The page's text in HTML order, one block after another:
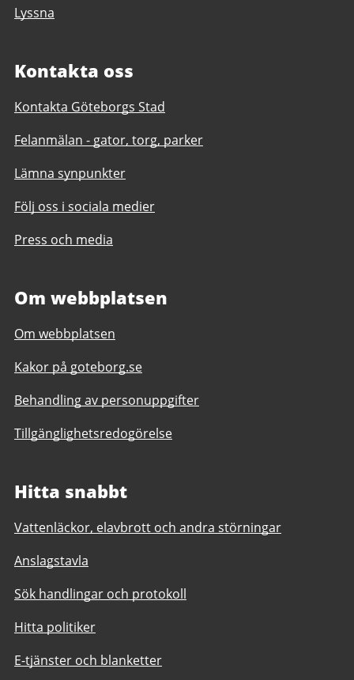
Lyssna
Kontakta oss
Kontakta Göteborgs Stad
Felanmälan - gator, torg, parker
Lämna synpunkter
Följ oss i sociala medier
Press och media
Om webbplatsen
Om webbplatsen
Kakor på goteborg.se
Behandling av personuppgifter
Tillgänglighetsredogörelse
Hitta snabbt
Vattenläckor, elavbrott och andra störningar
Anslagstavla
Sök handlingar och protokoll
Hitta politiker
E-tjänster och blanketter